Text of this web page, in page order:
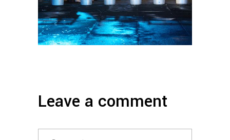
Leave a comment